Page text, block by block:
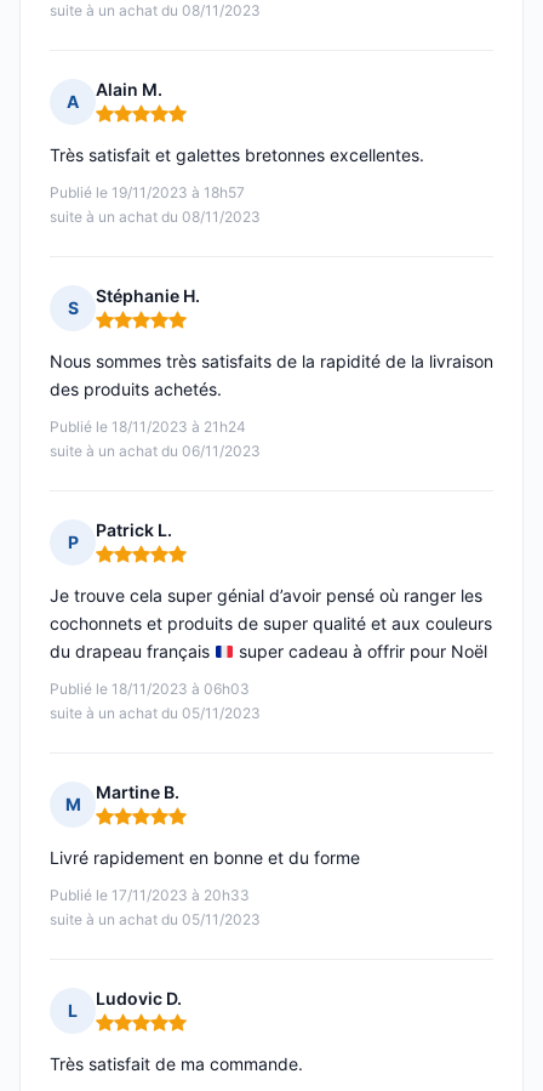
suite à un achat du 08/11/2023
A
Alain M.
Note : 5 sur 5
Publié le 19/11/2023 à 18h57
suite à un achat du 08/11/2023
Très satisfait et galettes bretonnes excellentes.
S
Stéphanie H.
Note : 5 sur 5
Publié le 18/11/2023 à 21h24
suite à un achat du 06/11/2023
Nous sommes très satisfaits de la rapidité de la livraison
des produits achetés.
P
Patrick L.
Note : 5 sur 5
Publié le 18/11/2023 à 06h03
suite à un achat du 05/11/2023
Je trouve cela super génial d’avoir pensé où ranger les
cochonnets et produits de super qualité et aux couleurs
du drapeau français
super cadeau à offrir pour Noël
M
Martine B.
Note : 5 sur 5
Publié le 17/11/2023 à 20h33
suite à un achat du 05/11/2023
Livré rapidement en bonne et du forme
L
Ludovic D.
Note : 5 sur 5
Très satisfait de ma commande.